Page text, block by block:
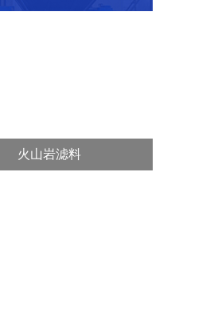
火山岩滤料